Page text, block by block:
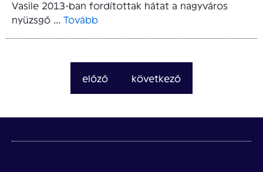
Vasile 2013-ban fordítottak hátat a nagyváros
nyüzsgő ... Tovább
előző következő